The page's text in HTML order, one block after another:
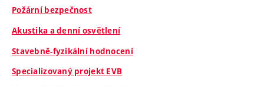
Požární bezpečnost
Akustika a denní osvětlení
Stavebně-fyzikální hodnocení
Specializovaný projekt EVB